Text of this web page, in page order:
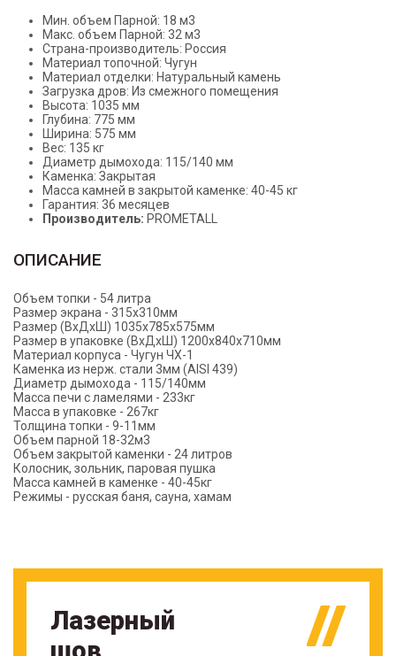
Мин. объем Парной: 18 м3
Макс. объем Парной: 32 м3
Страна-производитель: Россия
Материал топочной: Чугун
Материал отделки: Натуральный камень
Загрузка дров: Из смежного помещения
Высота: 1035 мм
Глубина: 775 мм
Ширина: 575 мм
Вес: 135 кг
Диаметр дымохода: 115/140 мм
Каменка: Закрытая
Масса камней в закрытой каменке: 40-45 кг
Гарантия: 36 месяцев
Производитель: PROMETALL
ОПИСАНИЕ
Объем топки - 54 литра
Размер экрана - 315х310мм
Размер (ВхДхШ) 1035х785х575мм
Размер в упаковке (ВхДхШ) 1200х840х710мм
Материал корпуса - Чугун ЧХ-1
Каменка из нерж. стали 3мм (AISI 439)
Диаметр дымохода - 115/140мм
Масса печи с ламелями - 233кг
Масса в упаковке - 267кг
Толщина топки - 9-11мм
Объем парной 18-32м3
Объем закрытой каменки - 24 литров
Колосник, зольник, паровая пушка
Масса камней в каменке - 40-45кг
Режимы - русская баня, сауна, хамам
Лазерный